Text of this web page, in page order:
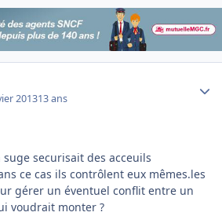
201313 ans
securisait des acceuils
ce cas ils contrôlent eux mêmes.les
gérer un éventuel conflit entre un
voudrait monter ?